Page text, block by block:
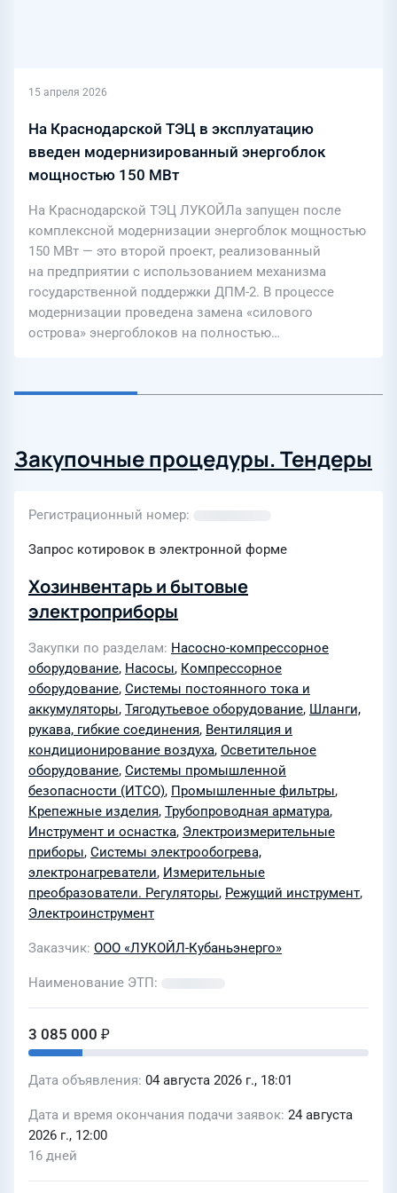
15 апреля 2026
​​На Краснодарской ТЭЦ в эксплуатацию
введен модернизированный энергоблок
мощностью 150 МВт
На Краснодарской ТЭЦ ЛУКОЙЛа запущен после
комплексной модернизации энергоблок мощностью
150 МВт — это второй проект, реализованный
на предприятии с использованием механизма
государственной поддержки ДПМ-2. В процессе
модернизации проведена замена «силового
острова» энергоблоков на полностью…
Закупочные процедуры. Тендеры
Регистрационный номер
Запрос котировок в электронной форме
Хозинвентарь и бытовые
электроприборы
Закупки по разделам Насосно-компрессорное
оборудование, Насосы, Компрессорное
оборудование, Системы постоянного тока и
аккумуляторы, Тягодутьевое оборудование, Шланги,
рукава, гибкие соединения, Вентиляция и
кондиционирование воздуха, Осветительное
оборудование, Системы промышленной
безопасности (ИТСО), Промышленные фильтры,
Крепежные изделия, Трубопроводная арматура,
Инструмент и оснастка, Электроизмерительные
приборы, Системы электрообогрева,
электронагреватели, Измерительные
преобразователи. Регуляторы, Режущий инструмент,
Электроинструмент
Заказчик ООО «ЛУКОЙЛ-Кубаньэнерго»
Наименование ЭТП
3 085 000 ₽
Дата объявления 04 августа 2026 г., 18:01
Дата и время окончания подачи заявок 24 августа
2026 г., 12:00
16 дней